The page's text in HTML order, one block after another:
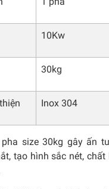
10Kw
30kg
Inox 304
size 30kg gây ấn
tạo hình sắc nét, chất